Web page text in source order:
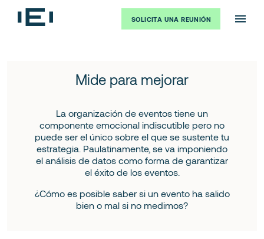
SOLICITA UNA REUNIÓN
Mide para mejorar
La organización de eventos tiene un
componente emocional indiscutible pero no
puede ser el único sobre el que se sustente tu
estrategia. Paulatinamente, se va imponiendo
el análisis de datos como forma de garantizar
el éxito de los eventos.
¿Cómo es posible saber si un evento ha salido
bien o mal si no medimos?